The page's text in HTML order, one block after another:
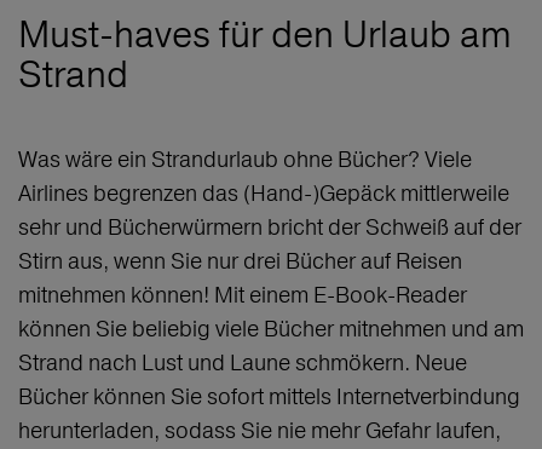
Must-haves für den Urlaub am
Strand
Was wäre ein Strandurlaub ohne Bücher? Viele
Airlines begrenzen das (Hand-)Gepäck mittlerweile
sehr und Bücherwürmern bricht der Schweiß auf der
Stirn aus, wenn Sie nur drei Bücher auf Reisen
mitnehmen können! Mit einem E-Book-Reader
können Sie beliebig viele Bücher mitnehmen und am
Strand nach Lust und Laune schmökern. Neue
Bücher können Sie sofort mittels Internetverbindung
herunterladen, sodass Sie nie mehr Gefahr laufen,